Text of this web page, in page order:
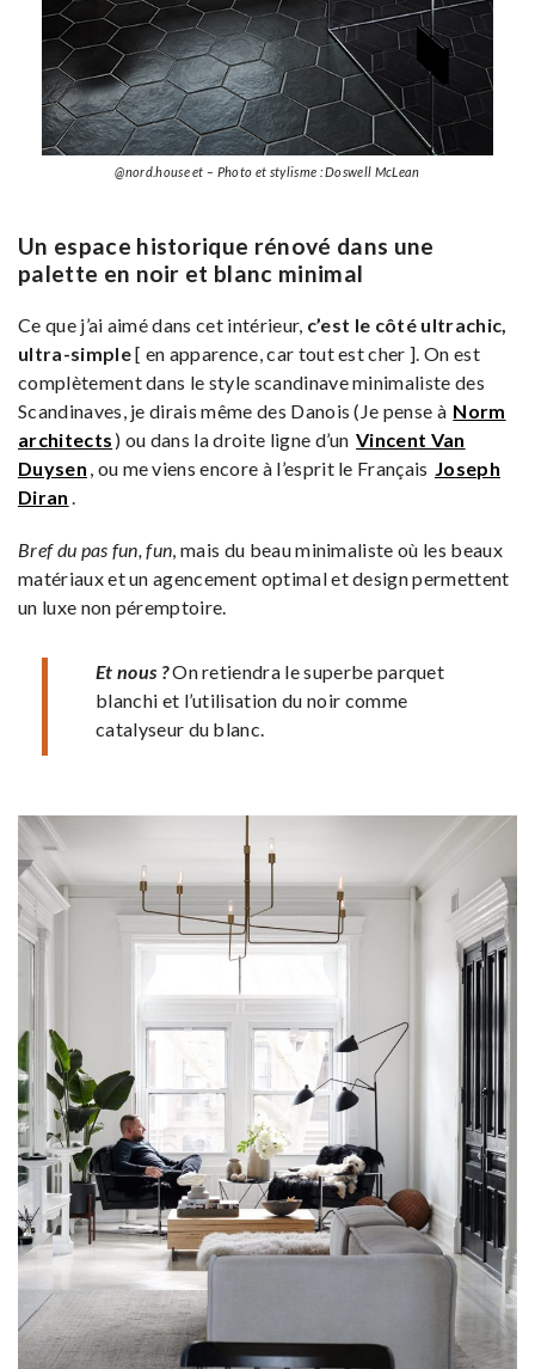
@nord.house et – Photo et stylisme : Doswell McLean
Un espace historique rénové dans une
palette en noir et blanc minimal
Ce que j’ai aimé dans cet intérieur, c’est le côté ultrachic,
ultra-simple[ en apparence, car tout est cher ]. On est
complètement dans le style scandinave minimaliste des
Scandinaves, je dirais même des Danois (Je pense à Norm
architects ) ou dans la droite ligne d’un Vincent Van
Duysen , ou me viens encore à l’esprit le Français Joseph
Diran
Bref du pas fun, fun , mais du beau minimaliste où les beaux
matériaux et un agencement optimal et design permettent
un luxe non péremptoire.
Et nous ?On retiendra le superbe parquet
blanchi et l’utilisation du noir comme
catalyseur du blanc.